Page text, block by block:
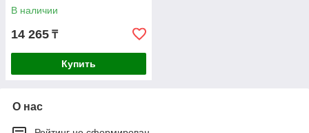
В наличии
14 265 ₸
Купить
О нас